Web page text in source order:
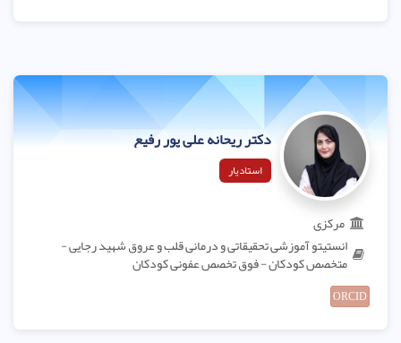
دکتر ریحانه علی پور رفیع
استادیار
مرکزی
انستیتو آموزشی تحقیقاتی و درمانی قلب و عروق شهید رجایی -
متخصص کودکان - فوق تخصص عفونی کودکان
ORCID